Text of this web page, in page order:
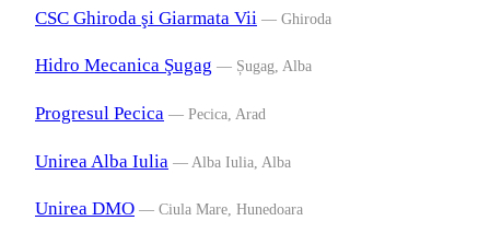
CSC Ghiroda şi Giarmata Vii — Ghiroda
Hidro Mecanica Şugag — Șugag, Alba
Progresul Pecica — Pecica, Arad
Unirea Alba Iulia — Alba Iulia, Alba
Unirea DMO — Ciula Mare, Hunedoara